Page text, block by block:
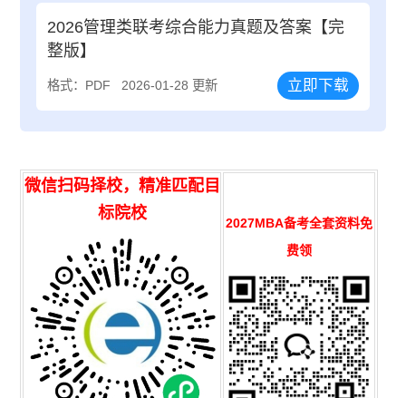
2026管理类联考综合能力真题及答案【完
整版】
格式：PDF 2026-01-28 更新 立即下载
微信扫码择校，精准匹配目
标院校
2027MBA备考全套资料免
费领